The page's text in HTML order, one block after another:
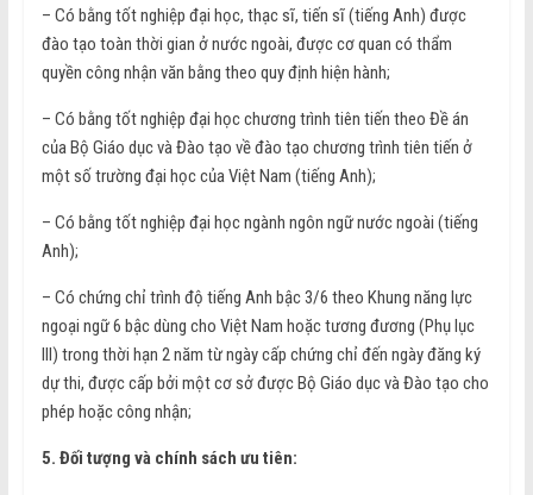
– Có bằng tốt nghiệp đại học, thạc sĩ, tiến sĩ (tiếng Anh) được
đào tạo toàn thời gian ở nước ngoài, được cơ quan có thẩm
quyền công nhận văn bằng theo quy định hiện hành;
– Có bằng tốt nghiệp đại học chương trình tiên tiến theo Đề án
của Bộ Giáo dục và Đào tạo về đào tạo chương trình tiên tiến ở
một số trường đại học của Việt Nam (tiếng Anh);
– Có bằng tốt nghiệp đại học ngành ngôn ngữ nước ngoài (tiếng
Anh);
– Có chứng chỉ trình độ tiếng Anh bậc 3/6 theo Khung năng lực
ngoại ngữ 6 bậc dùng cho Việt Nam hoặc tương đương (Phụ lục
III) trong thời hạn 2 năm từ ngày cấp chứng chỉ đến ngày đăng ký
dự thi, được cấp bởi một cơ sở được Bộ Giáo dục và Đào tạo cho
phép hoặc công nhận;
5. Đối tượng và chính sách ưu tiên: